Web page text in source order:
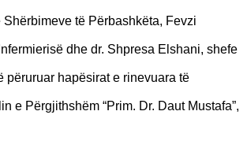
të Përbashkëta, Fevzi
dhe dr. Shpresa Elshani, shefe
përuruar hapësirat e rinevuara të
e Përgjithshëm “Prim. Dr. Daut Mustafa”,